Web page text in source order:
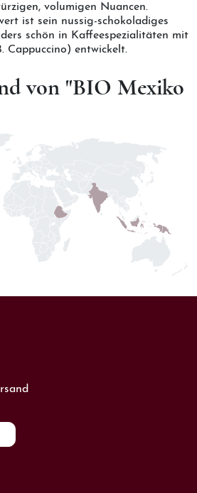
volumigen Nuancen.
ist sein nussig-schokoladiges
schön in Kaffeespezialitäten mit
Cappuccino) entwickelt.
von "BIO Mexiko